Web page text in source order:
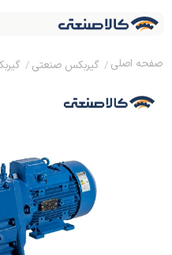
گیربکس صنعتی